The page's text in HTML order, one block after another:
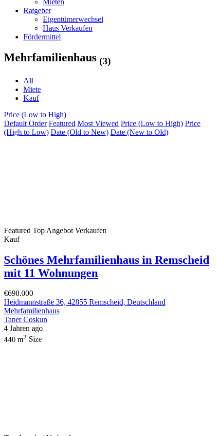
Mieten
Ratgeber
Eigentümerwechsel
Haus Verkaufen
Fördermittel
Mehrfamilienhaus (3)
All
Miete
Kauf
Price (Low to High)
Default Order Featured Most Viewed Price (Low to High) Price
(High to Low) Date (Old to New) Date (New to Old)
Featured Top Angebot Verkaufen
Kauf
Schönes Mehrfamilienhaus in Remscheid
mit 11 Wohnungen
€690.000
Heidmannstraße 36, 42855 Remscheid, Deutschland
Mehrfamilienhaus
Taner Coskun
4 Jahren ago
440 m2 Size